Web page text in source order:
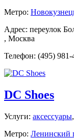
Метро:
Адрес: переулок
, Москва
Телефон: (495) 981-
DC Shoes
Услуги: аксессуары,
Метро: Ленинский